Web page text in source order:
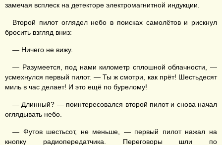
замечая всплеск на детекторе электромагнитной индукции.
Второй пилот оглядел небо в поисках самолётов и рискнул
бросить взгляд вниз:
— Ничего не вижу.
— Разумеется, под нами километр сплошной облачности, —
усмехнулся первый пилот. — Ты ж смотри, как прёт! Шестьдесят
миль в час делает! И это ещё по бурелому!
— Длинный? — поинтересовался второй пилот и снова начал
оглядывать небо.
— Футов шестьсот, не меньше, — первый пилот нажал на
кнопку радиопередатчика. Переговоры шли по